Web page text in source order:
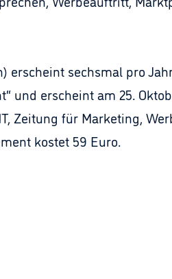
erscheint sechsmal pro
und erscheint am 25.
Zeitung für Marketing,
kostet 59 Euro.